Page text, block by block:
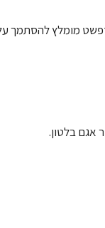
מומלץ להסתמך
אגם בלטון.